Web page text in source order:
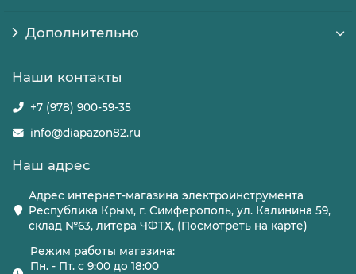
Дополнительно
Наши контакты
+7 (978) 900-59-35
info@diapazon82.ru
Наш адрес
Адрес интернет-магазина электроинструмента
Республика Крым, г. Симферополь, ул. Калинина 59,
склад №63, литера ЧФТХ, (Посмотреть на карте)
Режим работы магазина:
Пн. - Пт. с 9:00 до 18:00